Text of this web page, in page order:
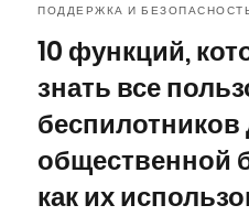
ПОДДЕРЖКА И
10 функций,
знать все
беспилотников
общественной
как их